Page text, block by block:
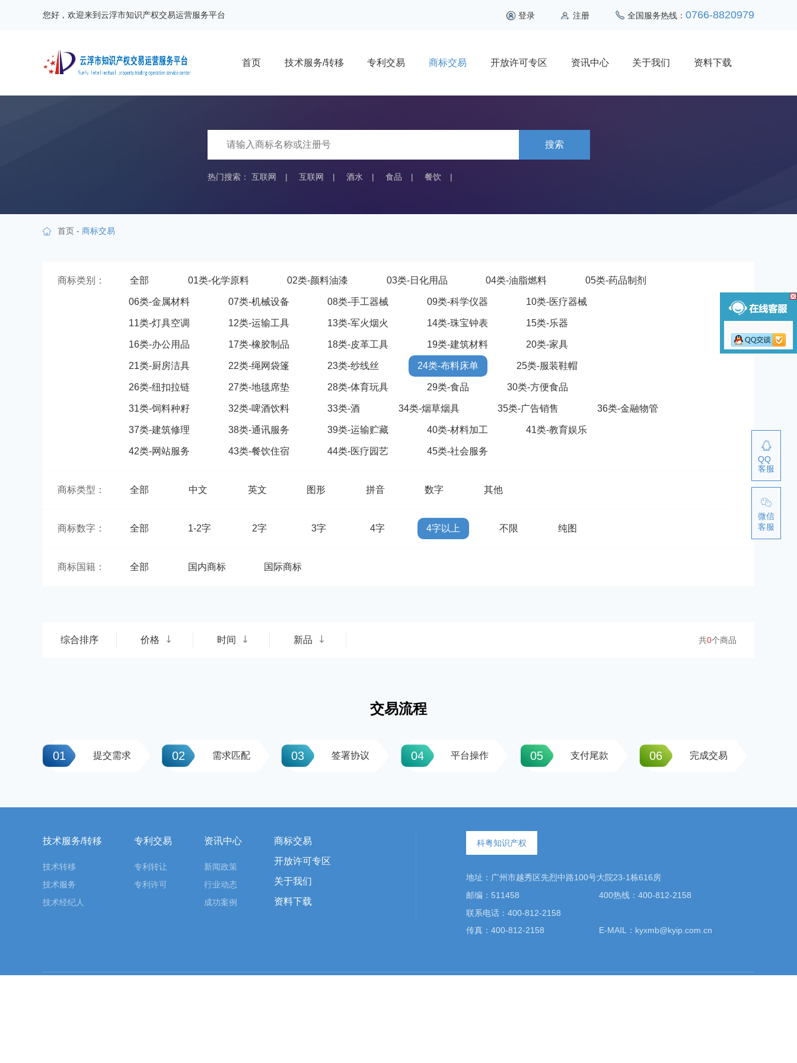
您好，欢迎来到云浮市知识产权交易运营服务平台 登录 注册 全国服务热线： 0766-8820979
首页 技术服务/转移 专利交易 商标交易 开放许可专区 资讯中心 关于我们 资料下载
搜索
热门搜索： 互联网 | 互联网 | 酒水 | 食品 | 餐饮 |
首页 - 商标交易
商标类别： 全部 01类-化学原料 02类-颜料油漆 03类-日化用品 04类-油脂燃料 05类-药品制剂
06类-金属材料 07类-机械设备 08类-手工器械 09类-科学仪器 10类-医疗器械
11类-灯具空调 12类-运输工具 13类-军火烟火 14类-珠宝钟表 15类-乐器
16类-办公用品 17类-橡胶制品 18类-皮革工具 19类-建筑材料 20类-家具
21类-厨房洁具 22类-绳网袋篷 23类-纱线丝 24类-布料床单 25类-服装鞋帽
26类-纽扣拉链 27类-地毯席垫 28类-体育玩具 29类-食品 30类-方便食品
31类-饲料种籽 32类-啤酒饮料 33类-酒 34类-烟草烟具 35类-广告销售 36类-金融物管
37类-建筑修理 38类-通讯服务 39类-运输贮藏 40类-材料加工 41类-教育娱乐
42类-网站服务 43类-餐饮住宿 44类-医疗园艺 45类-社会服务
商标类型： 全部 中文 英文 图形 拼音 数字 其他
商标数字： 全部 1-2字 2字 3字 4字 4字以上 不限 纯图
商标国籍： 全部 国内商标 国际商标
综合排序 价格 时间 新品 共0个商品
交易流程
01 提交需求 02 需求匹配 03 签署协议 04 平台操作 05 支付尾款 06 完成交易
技术服务/转移
技术转移
技术服务
技术经纪人
专利交易
专利转让
专利许可
资讯中心
新闻政策
行业动态
成功案例
商标交易
开放许可专区
关于我们
资料下载
科粤知识产权
地址：广州市越秀区先烈中路100号大院23-1栋616房
邮编：511458
400热线：400-812-2158
联系电话：400-812-2158
传真：400-812-2158
E-MAIL：kyxmb@kyip.com.cn
QQ
客服
微信
客服